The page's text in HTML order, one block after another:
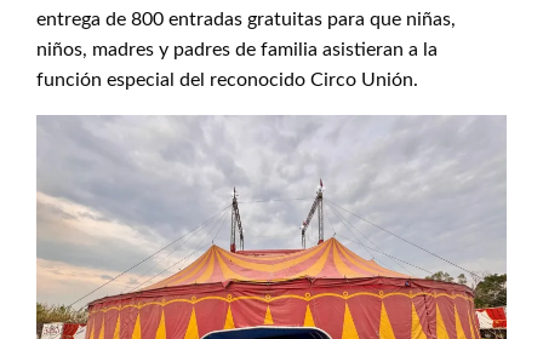
entrega de 800 entradas gratuitas para que niñas,
niños, madres y padres de familia asistieran a la
función especial del reconocido Circo Unión.